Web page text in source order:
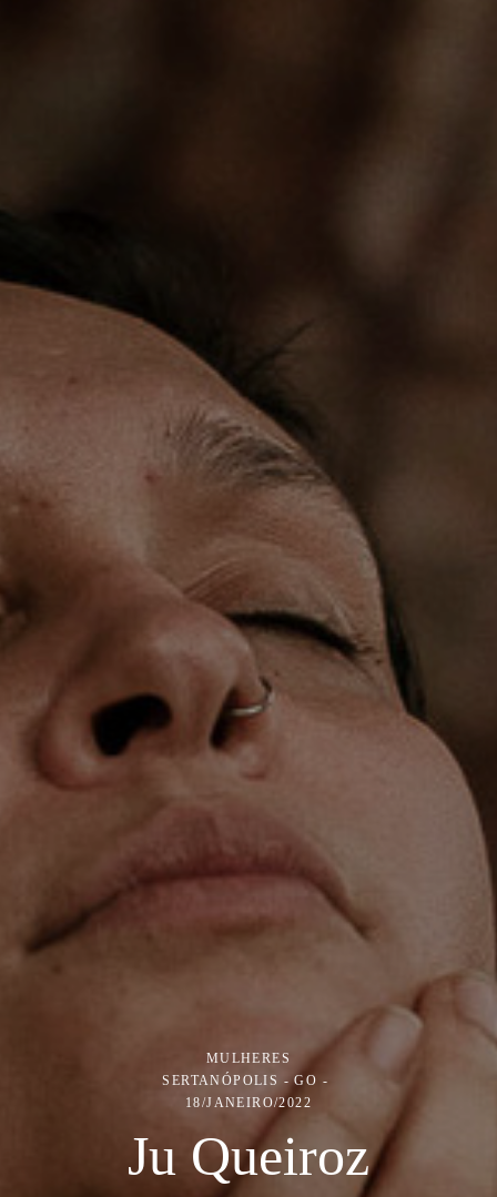
MULHERES
SERTANÓPOLIS - GO
18/JANEIRO/2022
Ju Queiroz